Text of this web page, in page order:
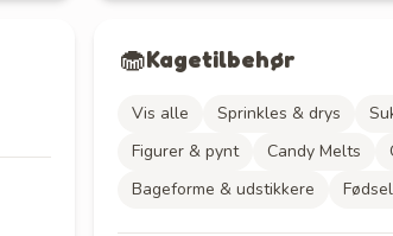
🧁Kagetilbehør
Vis alle Sprinkles & drys
Figurer & pynt
Candy Melts
Bageforme & udstikkere